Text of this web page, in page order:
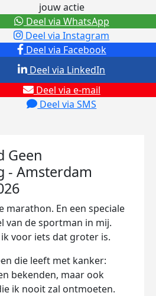
jouw actie
Deel via Facebook
Deel via Instagram
Deel via e-mail
Deel via SMS
Deel via LinkedIn
Deel via WhatsApp
Geen
- Amsterdam
marathon. En een speciale
van de sportman in mij.
voor iets dat groter is.
die leeft met kanker:
bekenden, maar ook
ik nooit zal ontmoeten.